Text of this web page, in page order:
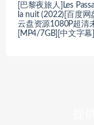
[巴黎夜旅人]Les
la nuit (2022)[百度网
云盘资源1080P超清
[MP4/7GB][中文字幕]